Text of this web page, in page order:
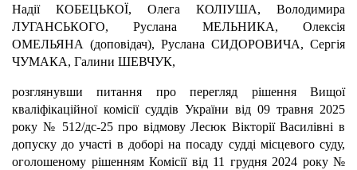
Надії КОБЕЦЬКОЇ, Олега КОЛІУША, Володимира
ЛУГАНСЬКОГО, Руслана МЕЛЬНИКА, Олексія
ОМЕЛЬЯНА (доповідач), Руслана СИДОРОВИЧА, Сергія
ЧУМАКА, Галини ШЕВЧУК,
розглянувши питання про перегляд рішення Вищої
кваліфікаційної комісії суддів України від 09 травня 2025
року № 512/дс-25 про відмову Лесюк Вікторії Василівні в
допуску до участі в доборі на посаду судді місцевого суду,
оголошеному рішенням Комісії від 11 грудня 2024 року №